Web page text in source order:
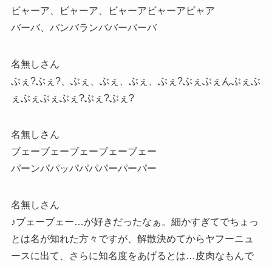
ビャーア、ビャーア、ビャーアビャーアビャア
バーバ、バンバランババーバーバ
名無しさん
ぶぇ?ぶぇ?、ぶぇ、ぶぇ、ぶぇ、ぶぇ?ぶぇぶぇんぶぇぶ
ぇぶぇぶぇぶぇ?ぶぇ?ぶぇ?
名無しさん
ブェーブェーブェーブェーブェー
パーンパパッパパパパーパーパー
名無しさん
♪ブェーブェー…が好きだったなぁ。細かすぎてでちょっ
とは名が知れた方々ですが、解散決めてからヤフーニュ
ースに出て、さらに知名度をあげるとは…皮肉なもんで